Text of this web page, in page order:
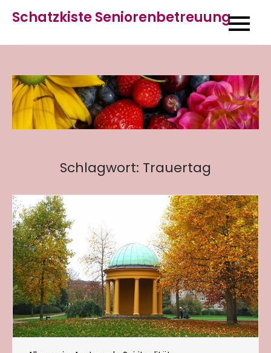
content
Schatzkiste Seniorenbetreuung
Schlagwort: Trauertag